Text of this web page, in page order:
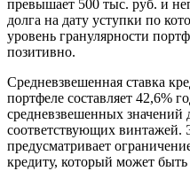
превышает 500 тыс. руб. и
долга на дату уступки по
уровень гранулярности
позитивно.
Средневзвешенная ставка
портфеле составляет 42,6%
средневзвешенных значений
соответствующих винтажей.
предусматривает
кредиту, который может